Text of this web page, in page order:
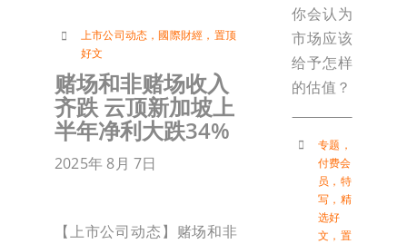
上市公司动态 ，國際財經 ， 置顶
好文
赌场和非赌场收入
齐跌 云顶新加坡上
半年净利大跌34%
2025年 8月 7日
【上市公司动态】赌场和非
你会认为
市场应该
给予怎样
的估值？
专题 ，
付费会
员 ， 特
写 ， 精
选好
文 ， 置